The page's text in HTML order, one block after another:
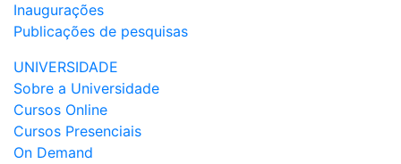
Inaugurações
Publicações de pesquisas
UNIVERSIDADE
Sobre a Universidade
Cursos Online
Cursos Presenciais
On Demand